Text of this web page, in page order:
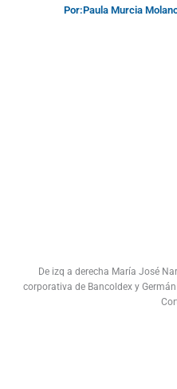
Por:Paula Murcia
De izq a derecha María José
corporativa de Bancoldex y